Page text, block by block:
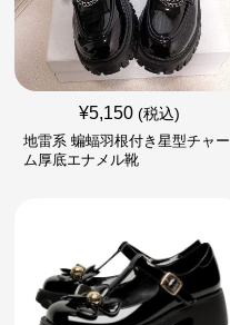
¥5,150 (税込)
地雷系 蝙蝠羽根付き星型チャー
ム厚底エナメル靴